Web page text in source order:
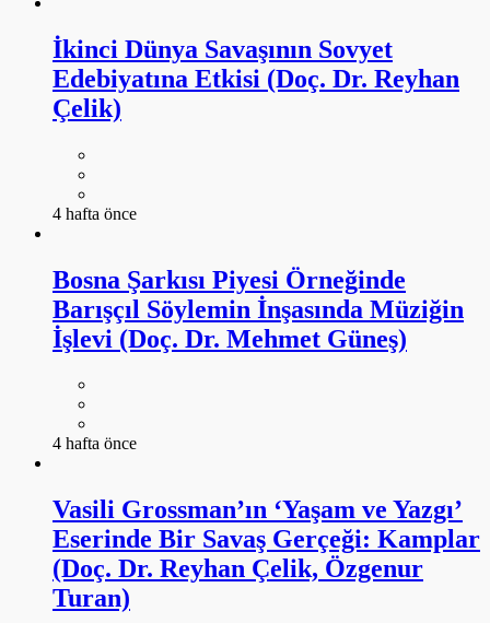
İkinci Dünya Savaşının Sovyet
Edebiyatına Etkisi (Doç. Dr. Reyhan
Çelik)
4 hafta önce
Bosna Şarkısı Piyesi Örneğinde
Barışçıl Söylemin İnşasında Müziğin
İşlevi (Doç. Dr. Mehmet Güneş)
4 hafta önce
Vasili Grossman’ın ‘Yaşam ve Yazgı’
Eserinde Bir Savaş Gerçeği: Kamplar
(Doç. Dr. Reyhan Çelik, Özgenur
Turan)